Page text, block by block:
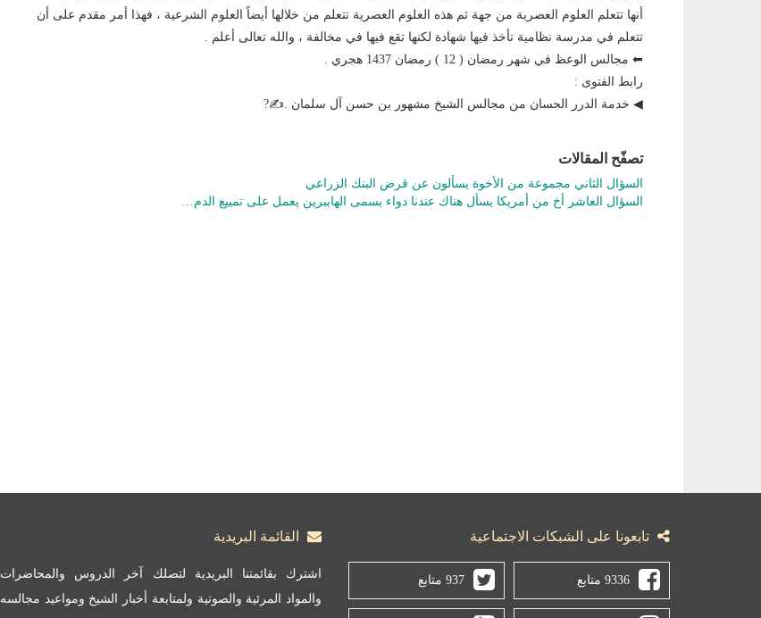
أنها تتعلم العلوم العصرية من جهة ثم هذه العلوم العصرية تتعلم من خلالها أيضاً العلوم الشرعية ، فهذا أمر مقدم على أن
تتعلم في مدرسة نظامية تأخذ فيها شهادة لكنها تقع فيها في مخالفة ، والله تعالى أعلم .
⬅ مجالس الوعظ في شهر رمضان ( 12 ) رمضان 1437 هجري .
رابط الفتوى :
◀ خدمة الدرر الحسان من مجالس الشيخ مشهور بن حسن آل سلمان .✍?
تصفّح المقالات
السؤال الثاني مجموعة من الأخوة يسألون عن قرض البنك الزراعي
السؤال العاشر أخ من أمريكا يسأل هناك عندنا دواء يسمى الهايبرين يعمل على تمييع الدم…
تابعونا على الشبكات الاجتماعية
9336 متابع 937 متابع
القائمة البريدية
اشترك بقائمتنا البريدية لتصلك آخر الدروس والمحاضرات
والمواد المرئية والصوتية ولمتابعة أخبار الشيخ ومواعيد مجالسه